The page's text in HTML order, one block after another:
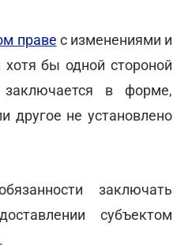
праве с изменениями и
бы одной стороной
в форме,
другое не установлено
заключать
субъектом